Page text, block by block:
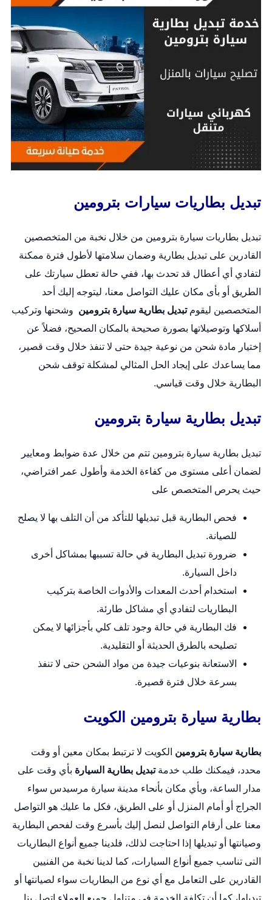
تبديل بطاريات سيارات بترومين
تبديل بطاريات سيارة بترومين من خلال نخبة من المتخصصين
القادرين على تبديل بطارية وضمان سلامتها لأطول فترة ممكنة
لتفادي أي أعطال قد تحدث بها، ففي حالة تعطل سيارتك على
الطريق أو بأى مكان عليك التواصل معنا، ليتوجه إليك أحد
المتخصصين ليقومتبديل بطارية سيارة بترومين وشحنها وتركيب
أسلاكها وتوصيلاتها بصورة صحيحة بالمكان الصحيح، فضلاً عن
إختيار مادة شحن من نوعية جيدة حتى لا تنفذ خلال وقت قصير،
مما يساعدك على إيجاد الحل المثالي لمشكلة توقف شحن
البطارية خلال وقت قياسي.
تبديل بطارية سيارة بترومين
تبديل بطارية سيارة بترومين تتم من خلال عدة ضوابط ومعايير
لضمان أعلى مستوى من كفاءة الخدمة وأطول عمر افتراضي،
حيث يحرص المتخصص على
فحص البطارية قبل تبديلها للتأكد من أن التلف بها لا يصلح
للصيانة.
ضرورة تبديل البطارية في حالة تسببها بمشاكل أخرى
داخل السيارة.
استخدام أحدث المعدات والأدوات الخاصة بتركيب
البطاريات لتفادي أي مشاكل طارئة.
فك البطارية في حالة وجود تلف كلي بأجزائها لا يمكن
تصليحه بالطرق الحديثة أو التقليدية.
الاستعانة بنوعيات جيدة من مواد الشحن حتى لا تنفذ
بسرعة خلال فترة قصيرة.
بطارية سيارة بترومين الكويت
بطارية سيارة بترومين الكويت لا ترتبط بمكان معين أو وقت
محدد، فيمكنك طلب خدمةتبديل بطارية السيارة بأي وقت على
مدار الساعة، وبأي مكان بأنحاء مدينة سيارة مرسيدس سواء
الجراج أو أمام المنزل أو على الطريق، فكل ما عليك هو التواصل
معنا على أرقام التواصل لنصل إليك بأسرع وقت لفحص البطارية
وصيانتها أو تبديلها إذا احتاجت لذلك، فلدينا جميع أنواع البطاريات
التى تناسب جميع أنواع السيارات، كما لدينا نخبة من الفنيين
القادرين على التعامل مع أي نوع من البطاريات سواء لصيانتها أو
تبديلها، كما أن تكلفة الخدمة في متناول جميع العملاء اتصل بنا